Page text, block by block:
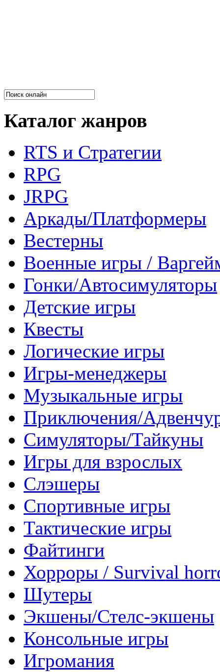
Каталог жанров
RTS и Стратегии
RPG
JRPG
Аркады/Платформеры
Вестерны
Военные игры /
Гонки/Автосимуляторы
Детские игры
Квесты
Логические игры
Игры-менеджеры
Музыкальные игры
Приключения/
Симуляторы/Тайкуны
Игры для взрослых
Слэшеры
Спортивные игры
Тактические игры
Файтинги
Хорроры / Survival
Шутеры
Экшены/Стелс-экшены
Консольные игры
Игромания